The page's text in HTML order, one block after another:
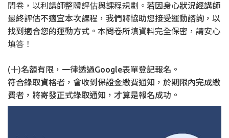
問卷，以利講師整體評估與課程規劃。 若因身心狀況經講師
最終評估不適宜本次課程，我們將協助您接受運動諮詢，以
找到適合您的運動方式。 本問卷所填資料完全保密，請安心
填答！
(十)名額有限，一律透過Google表單登記報名。
符合錄取資格者，會收到保證金繳費通知，於期限內完成繳
費者，將寄發正式錄取通知，才算是報名成功。